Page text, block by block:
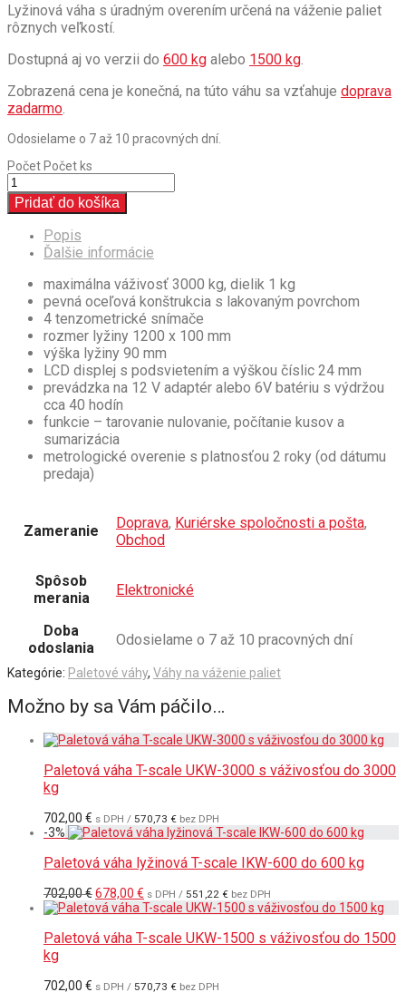
Lyžinová váha s úradným overením určená na váženie paliet
rôznych veľkostí.
Dostupná aj vo verzii do 600 kg alebo 1500 kg
Zobrazená cena je konečná, na túto váhu sa vzťahuje doprava
zadarmo
Odosielame o 7 až 10 pracovných dní.
PočetPočet ks
Pridať do košíka
Popis
Ďalšie informácie
maximálna váživosť 3000 kg, dielik 1 kg
pevná oceľová konštrukcia s lakovaným povrchom
4 tenzometrické snímače
rozmer lyžiny 1200 x 100 mm
výška lyžiny 90 mm
LCD displej s podsvietením a výškou číslic 24 mm
prevádzka na 12 V adaptér alebo 6V batériu s výdržou
cca 40 hodín
funkcie – tarovanie nulovanie, počítanie kusov a
sumarizácia
metrologické overenie s platnosťou 2 roky (od dátumu
predaja)
Zameranie Doprava, Kuriérske spoločnosti a pošta,
Obchod
Spôsob
merania
Elektronické
Doba
odoslania
Odosielame o 7 až 10 pracovných dní
Kategórie: Paletové váhy, Váhy na váženie paliet
Možno by sa Vám páčilo…
Paletová váha T-scale UKW-3000 s váživosťou do 3000
kg
702,00 € s DPH / 570,73 € bez DPH
-3%
Paletová váha lyžinová T-scale IKW-600 do 600 kg
702,00€Pôvodná
cena
702,00 €.
678,00 € Aktuálna
cena
678,00 €.
s DPH / 551,22 € bez DPH
Paletová váha T-scale UKW-1500 s váživosťou do 1500
kg
702,00 € s DPH / 570,73 € bez DPH